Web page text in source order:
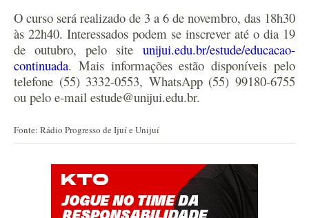
O curso será realizado de 3 a 6 de novembro, das 18h30
às 22h40. Interessados podem se inscrever até o dia 19
de outubro, pelo site unijui.edu.br/estude/educacao-
continuada. Mais informações estão disponíveis pelo
telefone (55) 3332-0553, WhatsApp (55) 99180-6755
ou pelo e-mail estude@unijui.edu.br.
Fonte: Rádio Progresso de Ijuí e Unijuí